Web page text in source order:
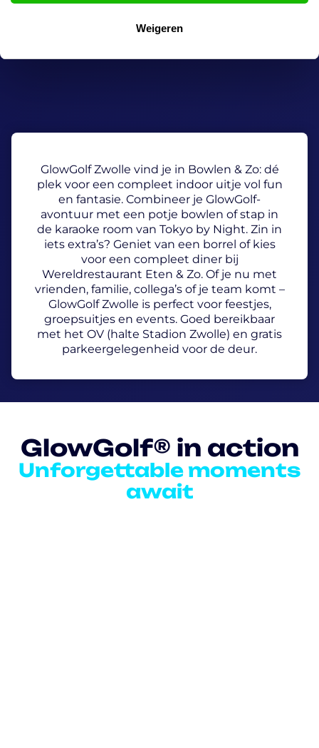
Weigeren
GlowGolf Zwolle vind je in Bowlen & Zo: dé
plek voor een compleet indoor uitje vol fun
en fantasie. Combineer je GlowGolf-
avontuur met een potje bowlen of stap in
de karaoke room van Tokyo by Night. Zin in
iets extra’s? Geniet van een borrel of kies
voor een compleet diner bij
Wereldrestaurant Eten & Zo. Of je nu met
vrienden, familie, collega’s of je team komt –
GlowGolf Zwolle is perfect voor feestjes,
groepsuitjes en events. Goed bereikbaar
met het OV (halte Stadion Zwolle) en gratis
parkeergelegenheid voor de deur.
GlowGolf® in action
Unforgettable moments
await